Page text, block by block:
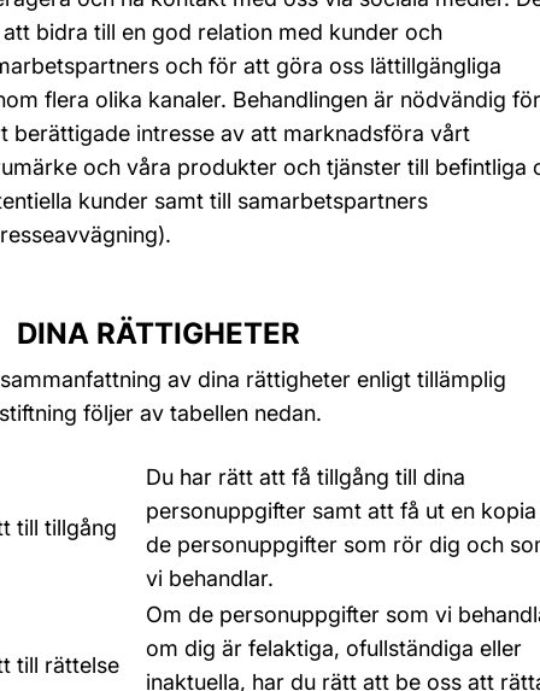
bidra till en god relation med kunder och
och för att göra oss lättillgängliga
flera olika kanaler. Behandlingen är nödvändig för
berättigade intresse av att marknadsföra vårt
och våra produkter och tjänster till befintliga
kunder samt till samarbetspartners
RÄTTIGHETER
av dina rättigheter enligt tillämplig
följer av tabellen nedan.
till tillgång
Du har rätt att få tillgång till dina
personuppgifter samt att få ut en
de personuppgifter som rör dig och
vi behandlar.
till rättelse
Om de personuppgifter som vi
om dig är felaktiga, ofullständiga eller
inaktuella, har du rätt att be oss att